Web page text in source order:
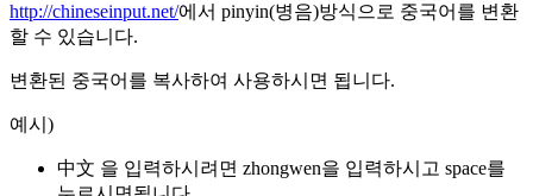
http://chineseinput.net/에서 pinyin(병음)방식으로 중국어를 변환
할 수 있습니다.
변환된 중국어를 복사하여 사용하시면 됩니다.
예시)
中文 을 입력하시려면 zhongwen을 입력하시고 space를